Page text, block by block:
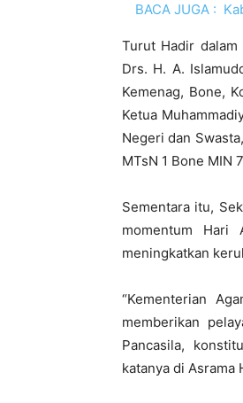
BACA JUGA :
Turut Hadir dalam
Drs. H. A.
Kemenag, Bone,
Ketua
Negeri dan
MTsN 1 Bone MIN
Sementara itu,
momentum Hari
meningkatkan
“Kementerian
memberikan
Pancasila,
katanya di Asrama